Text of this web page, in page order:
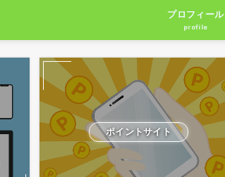
プロフィール
profile
ポイントサイト